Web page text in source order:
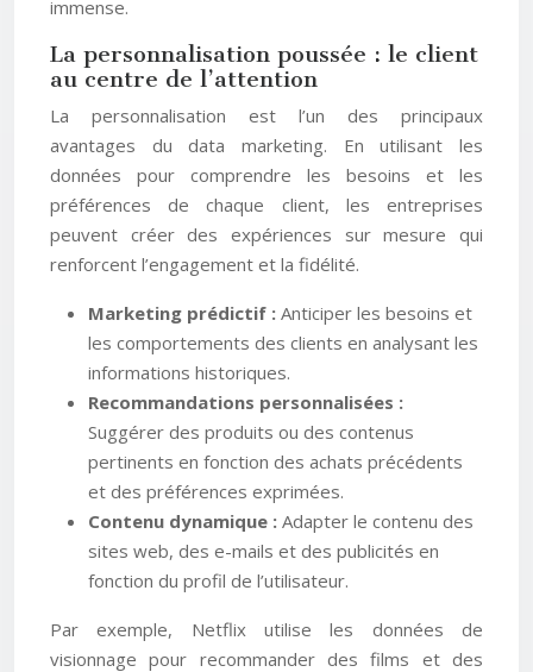
immense.
La personnalisation poussée : le client
au centre de l’attention
La personnalisation est l’un des principaux
avantages du data marketing. En utilisant les
données pour comprendre les besoins et les
préférences de chaque client, les entreprises
peuvent créer des expériences sur mesure qui
renforcent l’engagement et la fidélité.
Marketing prédictif : Anticiper les besoins et
les comportements des clients en analysant les
informations historiques.
Recommandations personnalisées :
Suggérer des produits ou des contenus
pertinents en fonction des achats précédents
et des préférences exprimées.
Contenu dynamique : Adapter le contenu des
sites web, des e-mails et des publicités en
fonction du profil de l’utilisateur.
Par exemple, Netflix utilise les données de
visionnage pour recommander des films et des